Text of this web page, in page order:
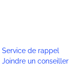
Service de rappel
Joindre un conseiller